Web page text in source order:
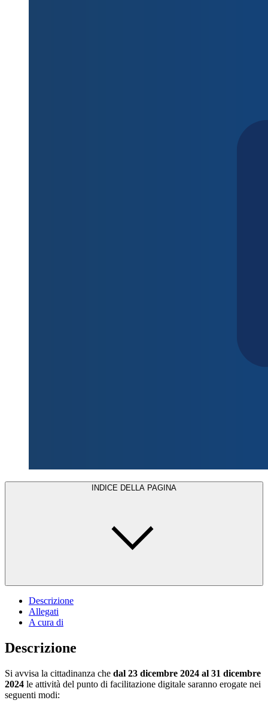
INDICE DELLA PAGINA
Descrizione
Allegati
A cura di
Descrizione
Si avvisa la cittadinanza che dal 23 dicembre 2024 al 31 dicembre
2024 le attività del punto di facilitazione digitale saranno erogate nei
seguenti modi: